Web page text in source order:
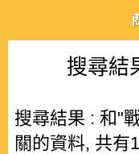
搜尋結
搜尋結果 : 和"
關的資料, 共有